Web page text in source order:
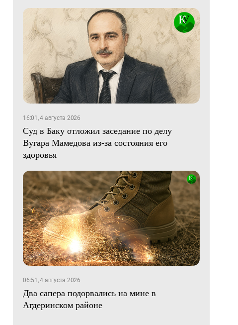
16:01, 4 августа 2026
Суд в Баку отложил заседание по делу
Вугара Мамедова из-за состояния его
здоровья
06:51, 4 августа 2026
Два сапера подорвались на мине в
Агдеринском районе